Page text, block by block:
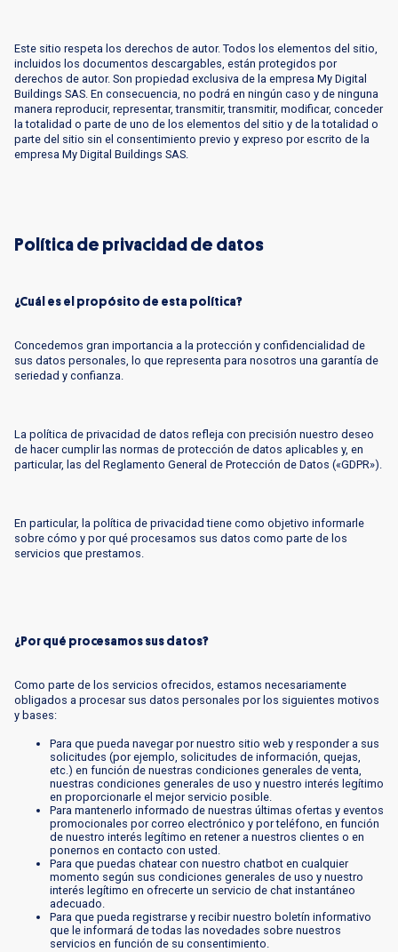
Este sitio respeta los derechos de autor. Todos los elementos del sitio,
incluidos los documentos descargables, están protegidos por
derechos de autor. Son propiedad exclusiva de la empresa My Digital
Buildings SAS. En consecuencia, no podrá en ningún caso y de ninguna
manera reproducir, representar, transmitir, transmitir, modificar, conceder
la totalidad o parte de uno de los elementos del sitio y de la totalidad o
parte del sitio sin el consentimiento previo y expreso por escrito de la
empresa My Digital Buildings SAS.
Política de privacidad de datos
¿Cuál es el propósito de esta política?
Concedemos gran importancia a la protección y confidencialidad de
sus datos personales, lo que representa para nosotros una garantía de
seriedad y confianza.
La política de privacidad de datos refleja con precisión nuestro deseo
de hacer cumplir las normas de protección de datos aplicables y, en
particular, las del Reglamento General de Protección de Datos («GDPR»).
En particular, la política de privacidad tiene como objetivo informarle
sobre cómo y por qué procesamos sus datos como parte de los
servicios que prestamos.
¿Por qué procesamos sus datos?
Como parte de los servicios ofrecidos, estamos necesariamente
obligados a procesar sus datos personales por los siguientes motivos
y bases:
Para que pueda navegar por nuestro sitio web y responder a sus
solicitudes (por ejemplo, solicitudes de información, quejas,
etc.) en función de nuestras condiciones generales de venta,
nuestras condiciones generales de uso y nuestro interés legítimo
en proporcionarle el mejor servicio posible.
Para mantenerlo informado de nuestras últimas ofertas y eventos
promocionales por correo electrónico y por teléfono, en función
de nuestro interés legítimo en retener a nuestros clientes o en
ponernos en contacto con usted.
Para que puedas chatear con nuestro chatbot en cualquier
momento según sus condiciones generales de uso y nuestro
interés legítimo en ofrecerte un servicio de chat instantáneo
adecuado.
Para que pueda registrarse y recibir nuestro boletín informativo
que le informará de todas las novedades sobre nuestros
servicios en función de su consentimiento.